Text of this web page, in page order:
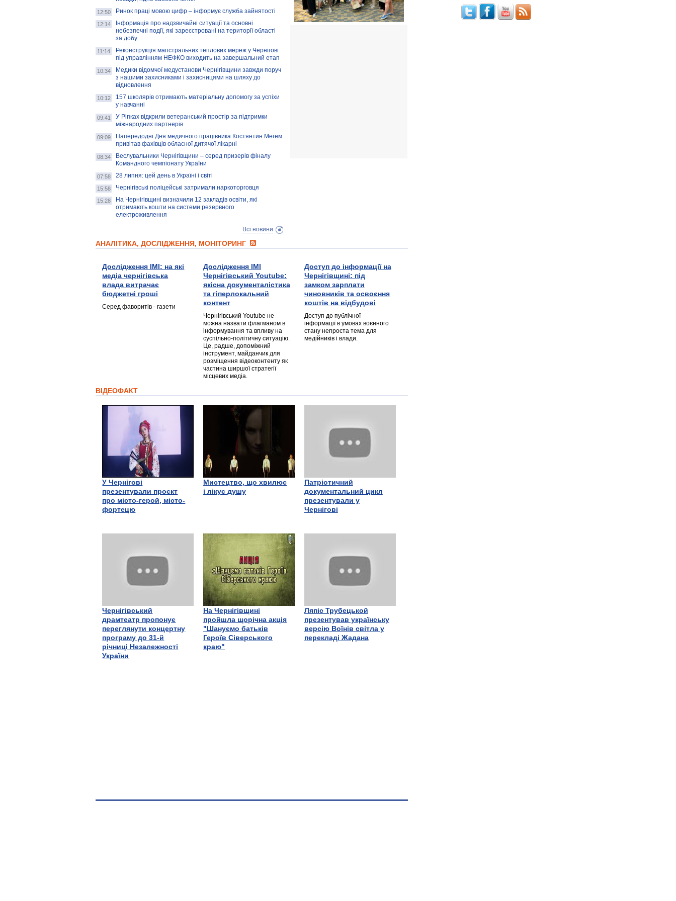
12:50 Ринок праці мовою цифр – інформує служба зайнятості
12:14
Інформація про надзвичайні ситуації та основні
небезпечні події, які зареєстровані на території області
за добу
11:14
Реконструкція магістральних теплових мереж у Чернігові
під управлінням НЕФКО виходить на завершальний етап
10:34
Медики відомчої медустанови Чернігівщини завжди поруч
з нашими захисниками і захисницями на шляху до
відновлення
10:12
157 школярів отримають матеріальну допомогу за успіхи
у навчанні
09:41
У Ріпках відкрили ветеранський простір за підтримки
міжнародних партнерів
09:09
Напередодні Дня медичного працівника Костянтин Мегем
привітав фахівців обласної дитячої лікарні
08:34
Веслувальники Чернігівщини – серед призерів фіналу
Командного чемпіонату України
07:58 28 липня: цей день в Україні і світі
15:58 Чернігівські поліцейські затримали наркоторговця
15:28
На Чернігівщині визначили 12 закладів освіти, які
отримають кошти на системи резервного
електроживлення
Всі новини
АНАЛІТИКА, ДОСЛІДЖЕННЯ, МОНІТОРИНГ
Дослідження ІМІ: на які
медіа чернігівська
влада витрачає
бюджетні гроші
Серед фаворитів - газети
Дослідження ІМІ
Чернігівський Youtube:
якісна документалістика
та гіперлокальний
контент
Чернігівський Youtube не
можна назвати флагманом в
інформування та впливу на
суспільно-політичну ситуацію.
Це, радше, допоміжний
інструмент, майданчик для
розміщення відеоконтенту як
частина ширшої стратегії
місцевих медіа.
Доступ до інформації на
Чернігівщині: під
замком зарплати
чиновників та освоєння
коштів на відбудові
Доступ до публічної
інформації в умовах воєнного
стану непроста тема для
медійників і влади.
ВІДЕОФАКТ
У Чернігові
презентували проєкт
про місто-герой, місто-
фортецю
Мистецтво, що хвилює
і лікує душу
Патріотичний
документальний цикл
презентували у
Чернігові
Чернігівський
драмтеатр пропонує
переглянути концертну
програму до 31-й
річниці Незалежності
України
На Чернігівщині
пройшла щорічна акція
"Шануємо батьків
Героїв Сіверського
краю"
Ляпіс Трубецькой
презентував українську
версію Воїнів світла у
перекладі Жадана